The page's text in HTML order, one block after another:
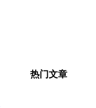
热门文章